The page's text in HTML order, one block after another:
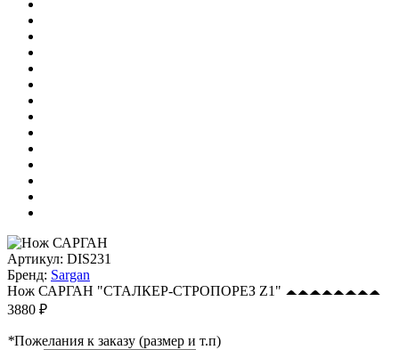
Артикул: DIS231
Бренд: Sargan
Нож САРГАН "СТАЛКЕР-СТРОПОРЕЗ Z1"
3880 ₽
*Пожелания к заказу (размер и т.п)